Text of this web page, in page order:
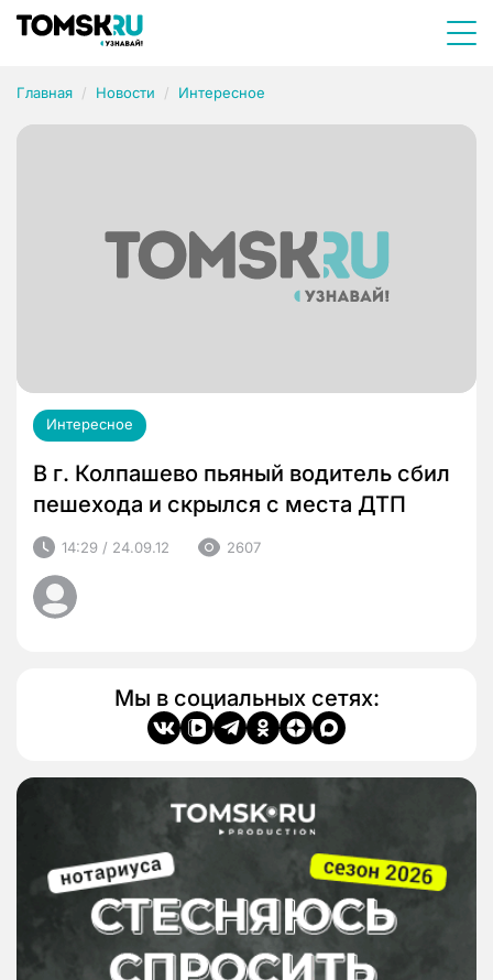
Главная Новости Интересное
Интересное
В г. Колпашево пьяный водитель сбил
пешехода и скрылся с места ДТП
14:29 / 24.09.12 2607
Мы в социальных сетях: